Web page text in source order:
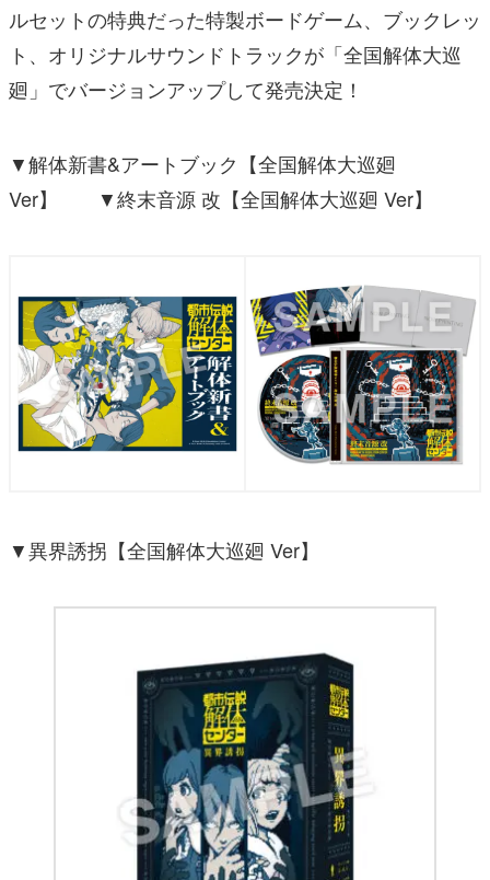
ルセットの特典だった特製ボードゲーム、ブックレッ
ト、オリジナルサウンドトラックが「全国解体大巡
廻」でバージョンアップして発売決定！
▼解体新書&アートブック【全国解体大巡廻
Ver】 ▼終末音源 改【全国解体大巡廻 Ver】
▼異界誘拐【全国解体大巡廻 Ver】